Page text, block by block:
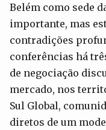
Belém como sede
importante, mas
contradições
conferências há
de negociação
mercado, nos
Sul Global,
diretos de um